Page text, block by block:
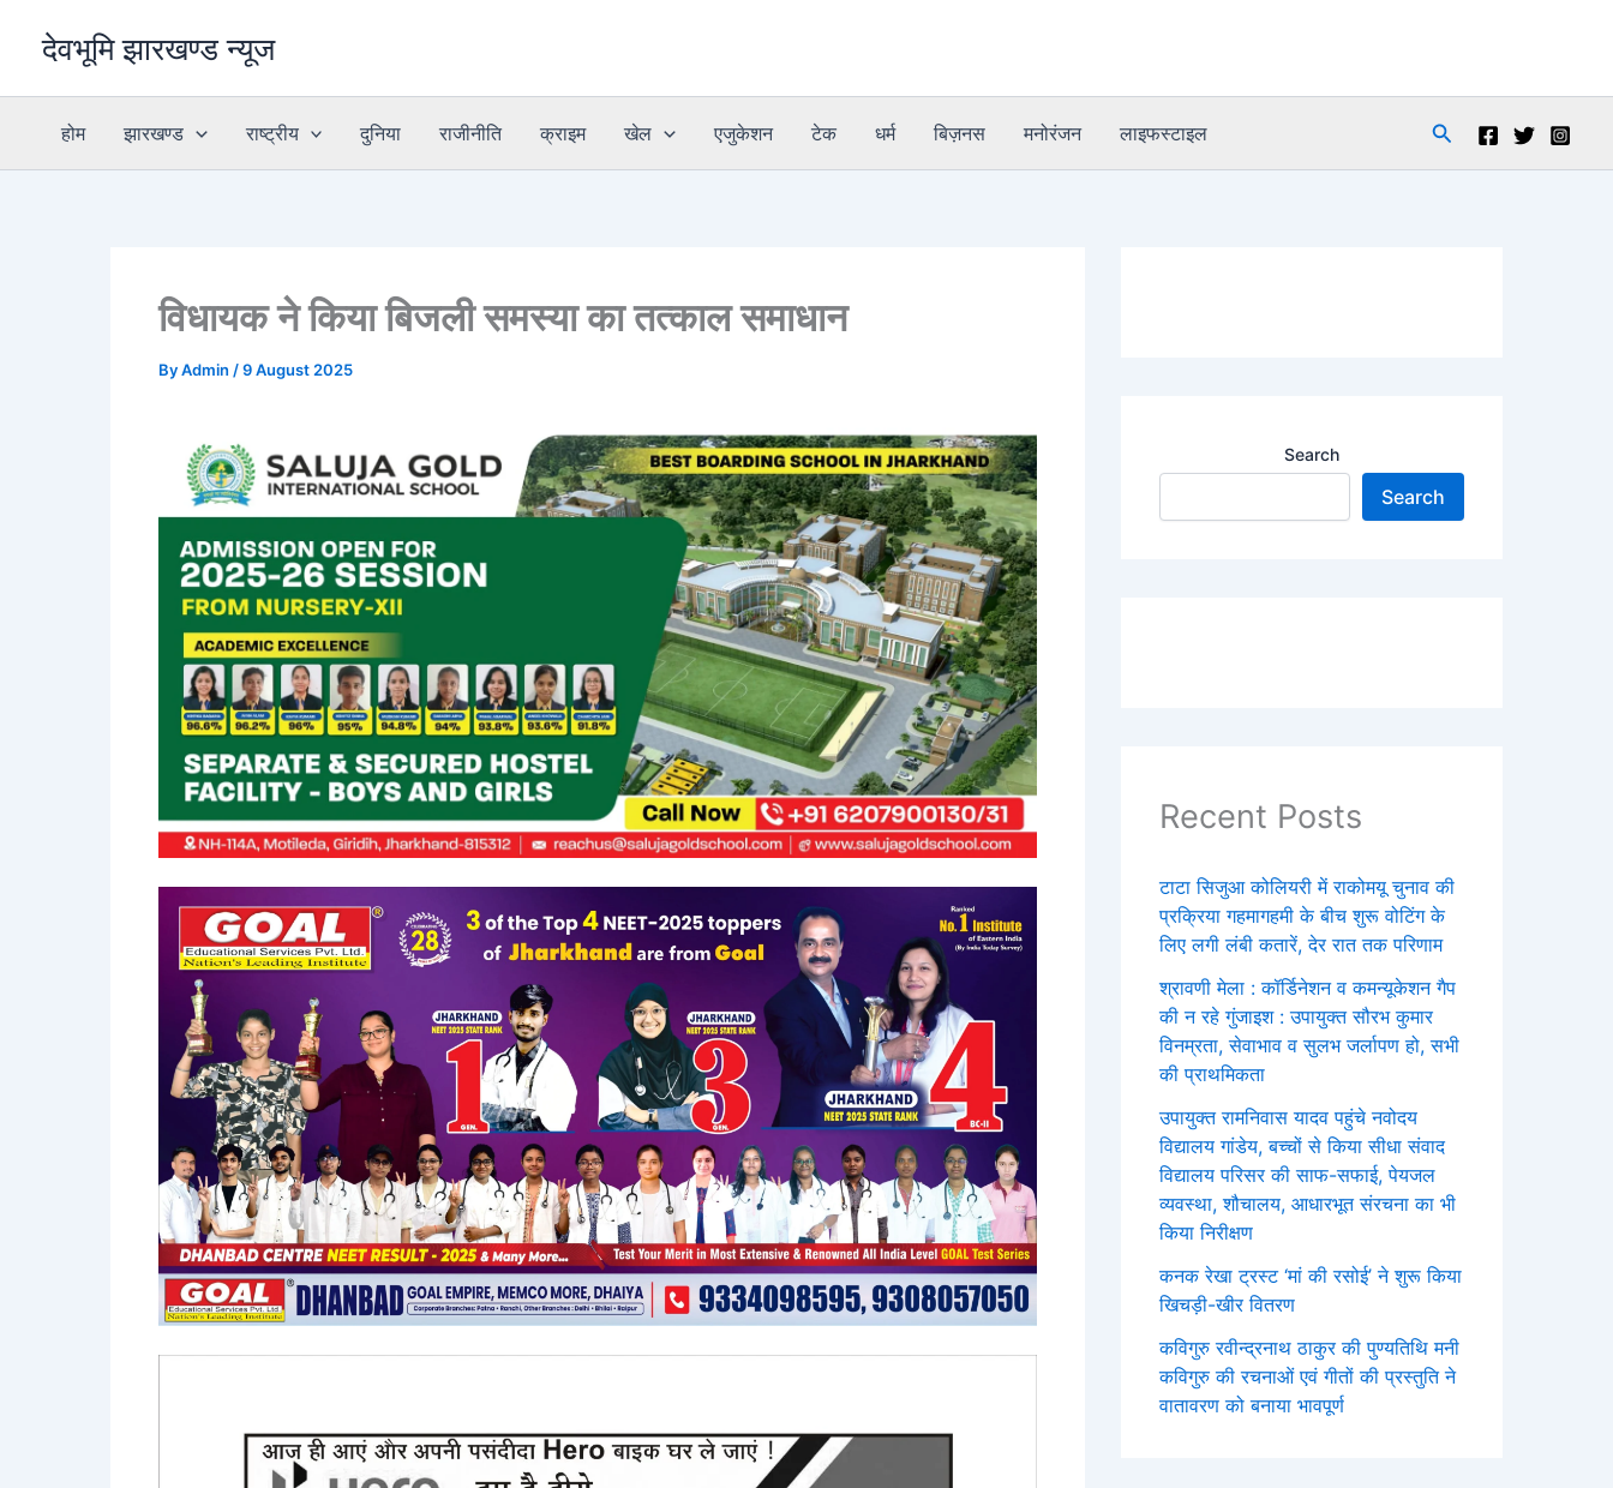
देवभूमि झारखण्ड न्यूज
होम झारखण्ड राष्ट्रीय दुनिया राजीनीति क्राइम खेल एजुकेशन टेक धर्म बिज़नस मनोरंजन लाइफस्टाइल Search
विधायक ने किया बिजली समस्या का तत्काल समाधान
ByAdmin /9 August 2025
Search
Search
Recent Posts
टाटा सिजुआ कोलियरी में राकोमयू चुनाव की
प्रक्रिया गहमागहमी के बीच शुरू वोटिंग के
लिए लगी लंबी कतारें, देर रात तक परिणाम
श्रावणी मेला : कॉर्डिनेशन व कमन्यूकेशन गैप
की न रहे गुंजाइश : उपायुक्त सौरभ कुमार
विनम्रता, सेवाभाव व सुलभ जर्लापण हो, सभी
की प्राथमिकता
उपायुक्त रामनिवास यादव पहुंचे नवोदय
विद्यालय गांडेय, बच्चों से किया सीधा संवाद
विद्यालय परिसर की साफ-सफाई, पेयजल
व्यवस्था, शौचालय, आधारभूत संरचना का भी
किया निरीक्षण
कनक रेखा ट्रस्ट ‘मां की रसोई’ ने शुरू किया
खिचड़ी-खीर वितरण
कविगुरु रवीन्द्रनाथ ठाकुर की पुण्यतिथि मनी
कविगुरु की रचनाओं एवं गीतों की प्रस्तुति ने
वातावरण को बनाया भावपूर्ण